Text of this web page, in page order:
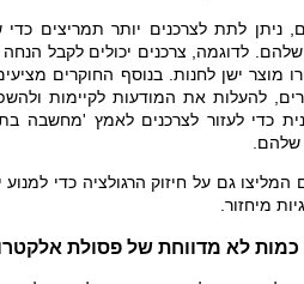
ניתן לתת לצרכנים יותר תמריצים
שלהם. לדוגמה, צרכנים יכולים לקבל
מוצר ישן לחנות. בנוסף החוקרים
להעלות את המודעות לקיימות
כדי לעזור לצרכנים לאמץ 'מחשבה
שלהם.
המליצו גם על חיזוק הרגולציה כדי למנוע
מיחזור.
לא מדווחת של פסולת